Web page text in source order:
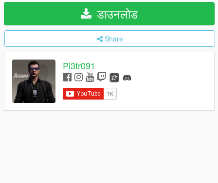
डाउनलोड
Share
Pi3tr091